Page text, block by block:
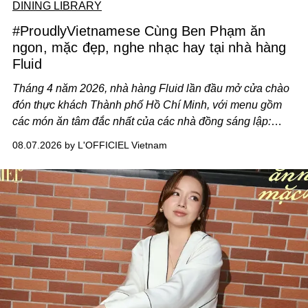
DINING LIBRARY
#ProudlyVietnamese Cùng Ben Phạm ăn
ngon, mặc đẹp, nghe nhạc hay tại nhà hàng
Fluid
Tháng 4 năm 2026, nhà hàng Fluid lần đầu mở cửa chào
đón thực khách Thành phố Hồ Chí Minh, với menu gồm
các món ăn tâm đắc nhất của các nhà đồng sáng lập:
món ăn đa dạng từ Á đến Âu nhanh chóng được yêu thích
nhờ cảm giác ngon miệng, thoải mái và cả khả năng
mang đến niềm vui cho thực khách.
08.07.2026 by L'OFFICIEL Vietnam